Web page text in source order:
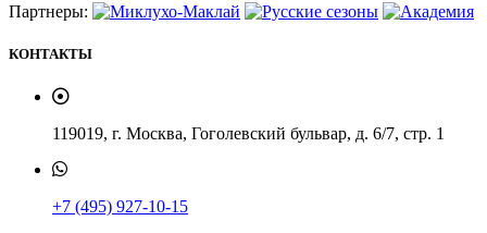
Партнеры:
КОНТАКТЫ
119019, г. Москва, Гоголевский бульвар, д. 6/7, стр. 1
+7 (495) 927-10-15